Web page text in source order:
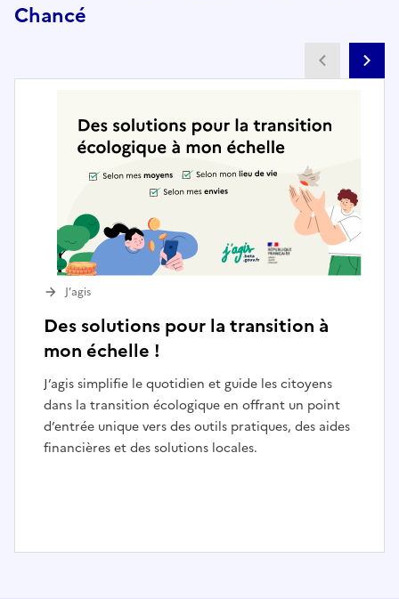
Chancé
Des solutions pour la transition à
mon échelle !
J’agis simplifie le quotidien et guide les citoyens
dans la transition écologique en offrant un point
d’entrée unique vers des outils pratiques, des aides
financières et des solutions locales.
J’agis